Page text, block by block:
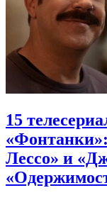
15
Лессо» и